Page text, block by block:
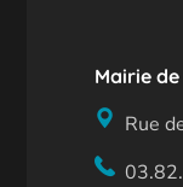
Mairie
Rue